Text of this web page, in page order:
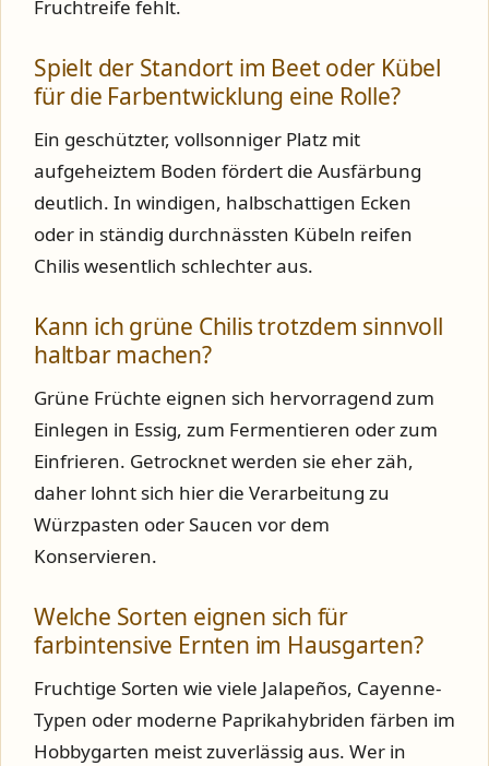
Fruchtreife fehlt.
Spielt der Standort im Beet oder Kübel
für die Farbentwicklung eine Rolle?
Ein geschützter, vollsonniger Platz mit
aufgeheiztem Boden fördert die Ausfärbung
deutlich. In windigen, halbschattigen Ecken
oder in ständig durchnässten Kübeln reifen
Chilis wesentlich schlechter aus.
Kann ich grüne Chilis trotzdem sinnvoll
haltbar machen?
Grüne Früchte eignen sich hervorragend zum
Einlegen in Essig, zum Fermentieren oder zum
Einfrieren. Getrocknet werden sie eher zäh,
daher lohnt sich hier die Verarbeitung zu
Würzpasten oder Saucen vor dem
Konservieren.
Welche Sorten eignen sich für
farbintensive Ernten im Hausgarten?
Fruchtige Sorten wie viele Jalapeños, Cayenne-
Typen oder moderne Paprikahybriden färben im
Hobbygarten meist zuverlässig aus. Wer in